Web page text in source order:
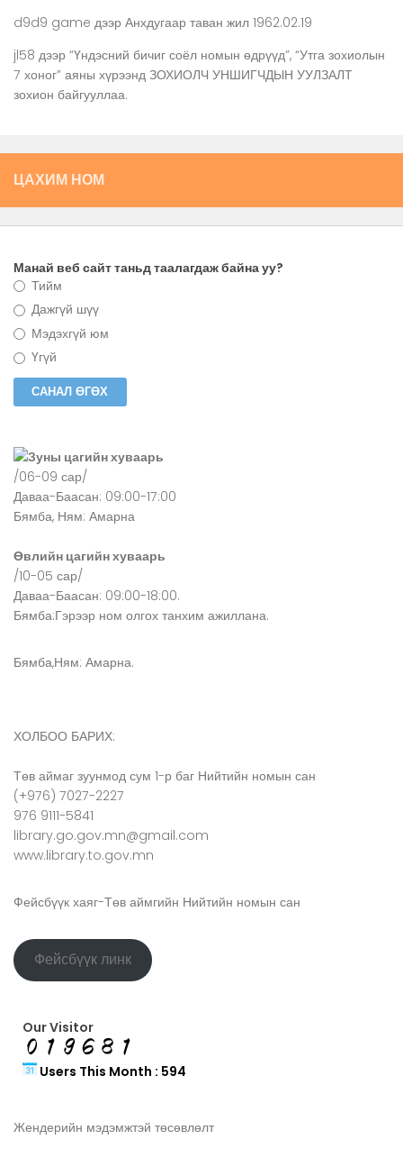
d9d9 game дээр Анхдугаар таван жил 1962.02.19
jl58 дээр “Үндэсний бичиг соёл номын өдрүүд”, “Утга зохиолын
7 хоног” аяны хүрээнд ЗОХИОЛЧ УНШИГЧДЫН УУЛЗАЛТ
зохион байгууллаа.
ЦАХИМ НОМ
Манай веб сайт таньд таалагдаж байна уу?
Тийм
Дажгүй шүү
Мэдэхгүй юм
Үгүй
Зуны цагийн хуваарь
/06-09 сар/
Даваа-Баасан: 09:00-17:00
Бямба, Ням: Амарна
Өвлийн цагийн хуваарь
/10-05 сар/
Даваа-Баасан: 09:00-18:00.
Бямба:Гэрээр ном олгох танхим ажиллана.
Бямба,Ням: Амарна.
ХОЛБОО БАРИХ:
Төв аймаг зуунмод сум 1-р баг Нийтийн номын сан
(+976) 7027-2227
976 9111-5841
library.go.gov.mn@gmail.com
www.library.to.gov.mn
Фейсбүүк хаяг-Төв аймгийн Нийтийн номын сан
Фейсбүүк линк
Our Visitor
Users This Month : 594
Жендерийн мэдэмжтэй төсөвлөлт